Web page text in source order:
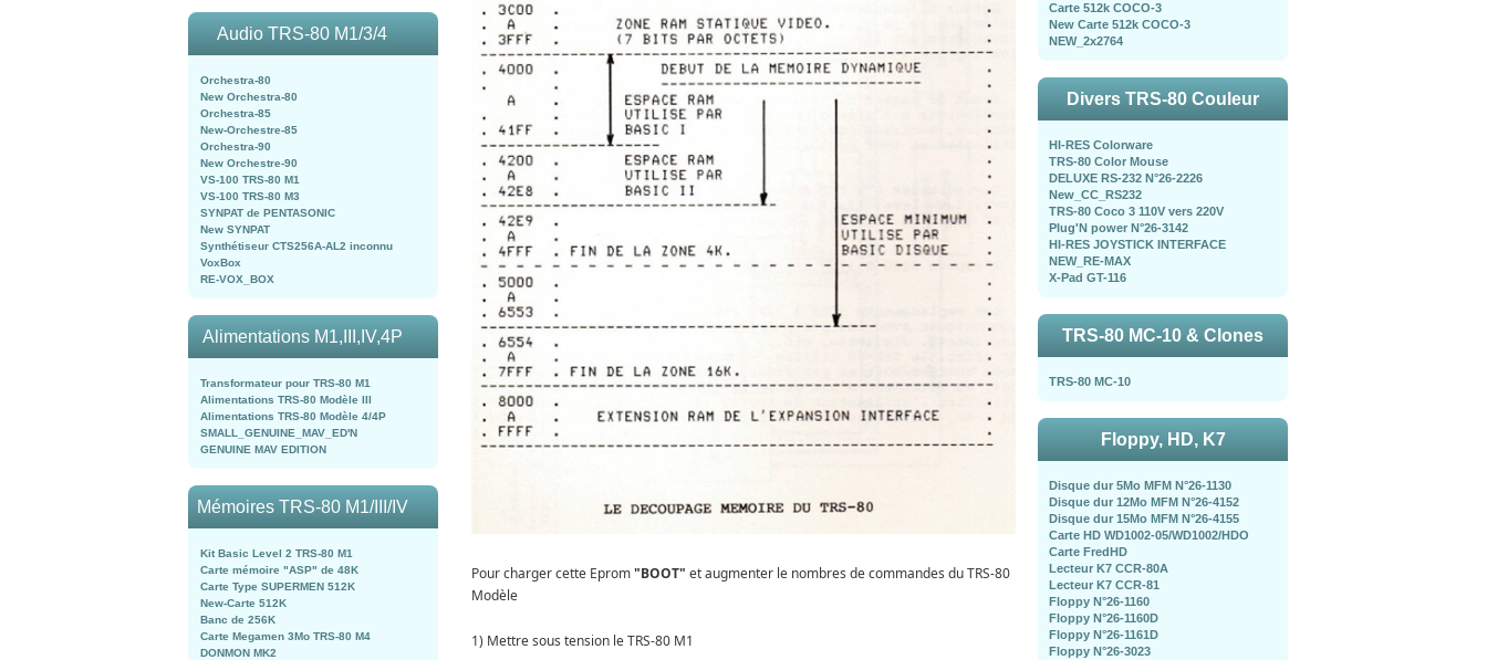
Audio TRS-80 M1/3/4
Orchestra-80
New Orchestra-80
Orchestra-85
New-Orchestre-85
Orchestra-90
New Orchestre-90
VS-100 TRS-80 M1
VS-100 TRS-80 M3
SYNPAT de PENTASONIC
New SYNPAT
Synthétiseur CTS256A-AL2 inconnu
VoxBox
RE-VOX_BOX
Alimentations M1,III,IV,4P
Transformateur pour TRS-80 M1
Alimentations TRS-80 Modèle III
Alimentations TRS-80 Modèle 4/4P
SMALL_GENUINE_MAV_ED'N
GENUINE MAV EDITION
Mémoires TRS-80 M1/III/IV
Kit Basic Level 2 TRS-80 M1
Carte mémoire "ASP" de 48K
Carte Type SUPERMEN 512K
New-Carte 512K
Banc de 256K
Carte Megamen 3Mo TRS-80 M4
DONMON MK2
Pour charger cette Eprom"BOOT" et augmenter le nombres de commandes du TRS-80
Modèle
1) Mettre sous tension le TRS-80 M1
Carte 512k COCO-3
New Carte 512k COCO-3
NEW_2x2764
Divers TRS-80 Couleur
HI-RES Colorware
TRS-80 Color Mouse
DELUXE RS-232 N°26-2226
New_CC_RS232
TRS-80 Coco 3 110V vers 220V
Plug'N power N°26-3142
HI-RES JOYSTICK INTERFACE
NEW_RE-MAX
X-Pad GT-116
TRS-80 MC-10 & Clones
TRS-80 MC-10
Floppy, HD, K7
Disque dur 5Mo MFM N°26-1130
Disque dur 12Mo MFM N°26-4152
Disque dur 15Mo MFM N°26-4155
Carte HD WD1002-05/WD1002/HDO
Carte FredHD
Lecteur K7 CCR-80A
Lecteur K7 CCR-81
Floppy N°26-1160
Floppy N°26-1160D
Floppy N°26-1161D
Floppy N°26-3023